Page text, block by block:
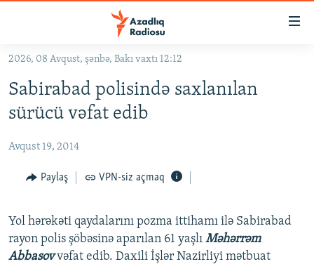
Əsas
qayıt
Əsas
qayıt
#ƏSLINDƏ
FƏRQƏ BAX
ARAŞDIRMA
MULTIMEDIA
2026, 08 Avqust, şənbə, Bakı vaxtı 12:12
Sabirabad polisində saxlanılan
sürücü vəfat edib
Avqust 19, 2014
Paylaş VPN-siz açmaq
Yol hərəkəti qaydalarını pozma ittihamı ilə Sabirabad
rayon polis şöbəsinə aparılan 61 yaşlı Məhərrəm
Abbasovvəfat edib. Daxili İşlər Nazirliyi mətbuat